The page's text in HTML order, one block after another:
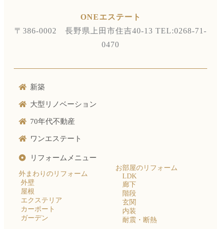
ONEエステート
〒386-0002 長野県上田市住吉40-13 TEL:0268-71-
0470
新築
大型リノベーション
70年代不動産
ワンエステート
リフォームメニュー
外まわりのリフォーム
外壁
屋根
エクステリア
カーポート
ガーデン
お部屋のリフォーム
LDK
廊下
階段
玄関
内装
耐震・断熱